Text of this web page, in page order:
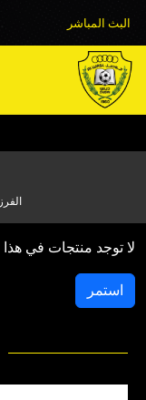
البث المباشر
لا توجد منتجات في
استمر